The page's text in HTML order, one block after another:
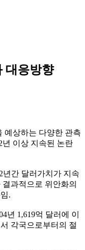
대응방향
예상하는 다양한 관측
년 이상 지속된 논란
간 달러가치가 지속
과적으로 위안화의
.
년 1,619억 달러에 이
각국으로부터의 절